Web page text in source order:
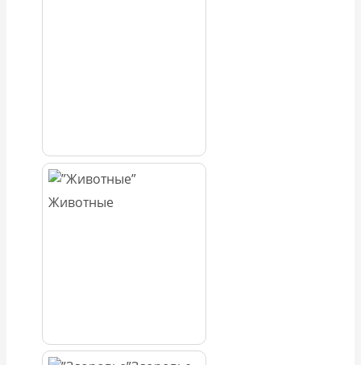
Животные